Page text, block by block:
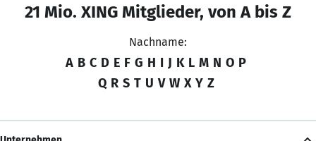
21 Mio. XING Mitglieder, von A bis Z
Nachname:
A B C D E F G H I J K L M N O P
Q R S T U V W X Y Z